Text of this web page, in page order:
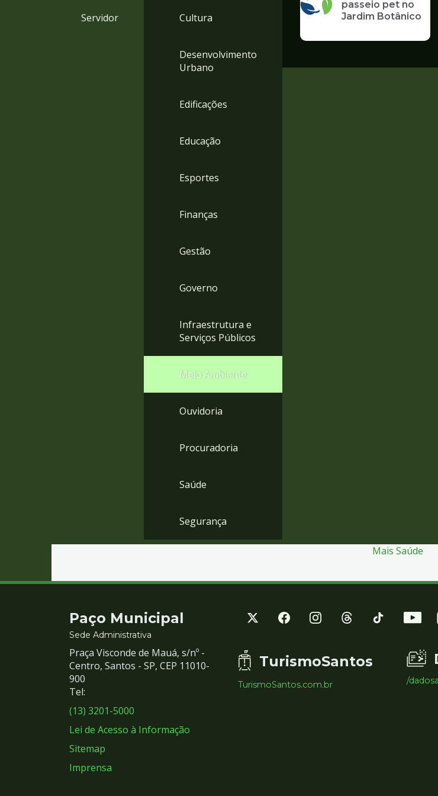
Servidor Cultura
Desenvolvimento
Urbano
Edificações
Educação
Esportes
Finanças
Gestão
Governo
Infraestrutura e
Serviços Públicos
Meio Ambiente
Ouvidoria
Procuradoria
Saúde
Segurança
passeio pet no
Jardim Botânico
Mais Saúde
Contato
e
Redes
Sociais
Paço Municipal
Sede Administrativa
Praça Visconde de Mauá, s/nº -
Centro, Santos - SP, CEP 11010-
900
Tel:
(13) 3201-5000
Lei de Acesso à Informação
Sitemap
Imprensa
TurismoSantos
TurismoSantos.com.br /